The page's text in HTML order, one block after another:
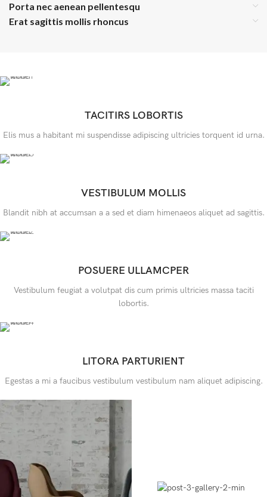
Porta nec aenean pellentesqu
Erat sagittis mollis rhoncus
TACITIRS LOBORTIS
Elis mus a habitant mi suspendisse adipiscing ultricies torquent id urna.
VESTIBULUM MOLLIS
Blandit nibh at accumsan a a sed et diam himenaeos aliquet ad sagittis.
POSUERE ULLAMCPER
Vestibulum feugiat a volutpat dis cum primis ultricies massa taciti
lobortis.
LITORA PARTURIENT
Egestas a mi a faucibus vestibulum vestibulum nam aliquet adipiscing.